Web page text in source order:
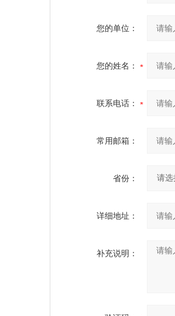
您的单位：
您的姓名：
联系电话：
常用邮箱：
省份：
详细地址：
补充说明：